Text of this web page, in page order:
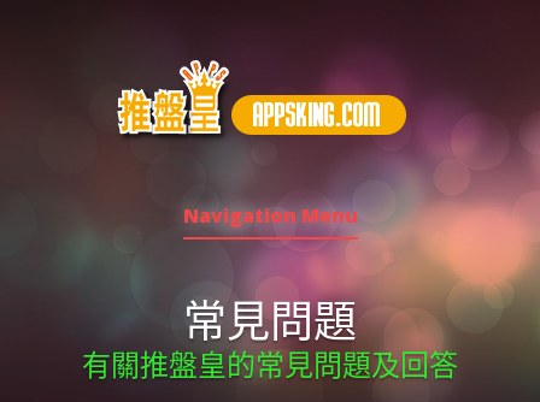
Navigation Menu
常見問題
有關推盤皇的常見問題及回答